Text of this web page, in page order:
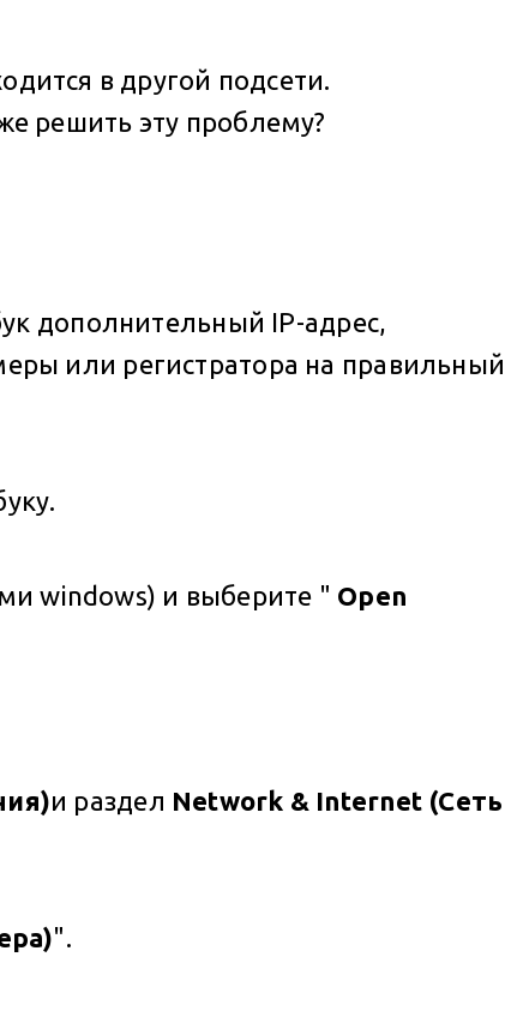
в другой подсети.
решить эту проблему?
дополнительный IP-адрес,
или регистратора на правильный
windows) и выберите " Open
и раздел Network & Internet (Сеть
".